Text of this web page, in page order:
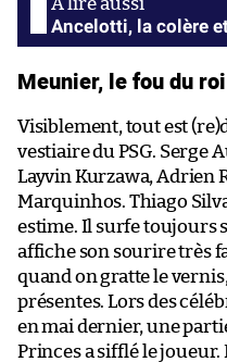
Ancelotti, la colère
Meunier, le fou du roi
Visiblement, tout est
vestiaire du PSG. Serge
Layvin Kurzawa, Adrien
Marquinhos. Thiago
estime. Il surfe toujours
affiche son sourire très
quand on gratte le
présentes. Lors des
en mai dernier, une
Princes a sifflé le joueur.